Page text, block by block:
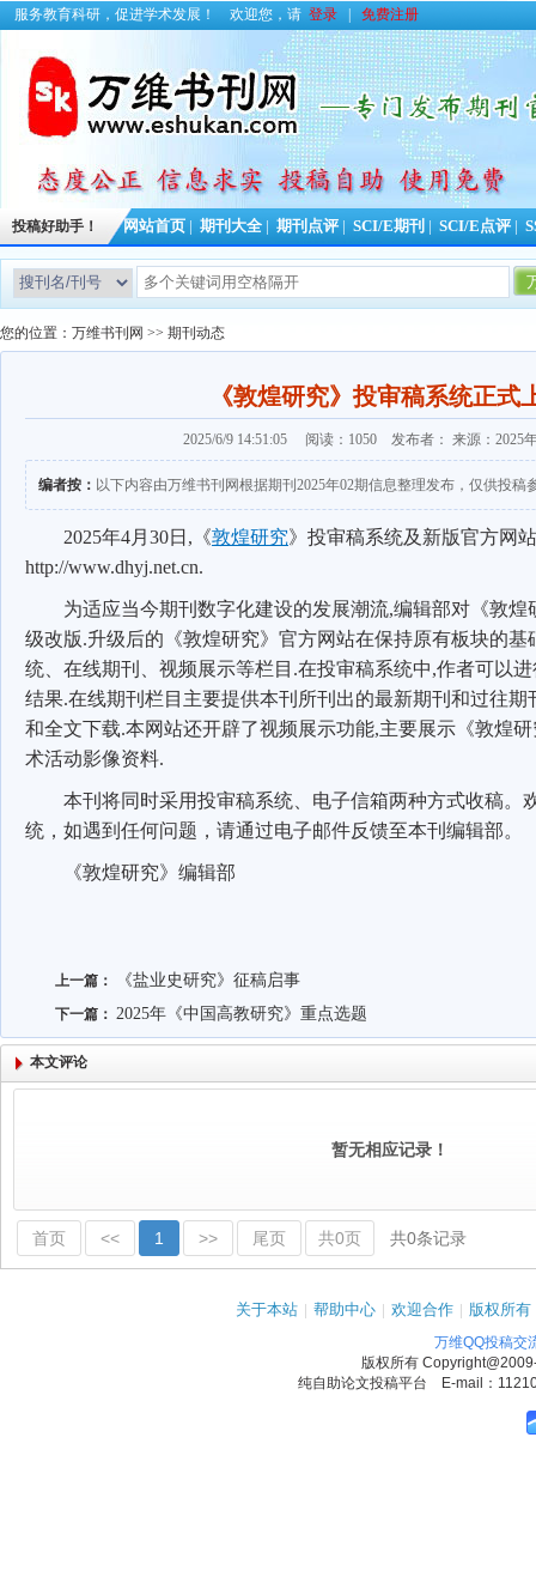
服务教育科研，促进学术发展！ 欢迎您，请 登录 免费注册
投稿好助手！ 网站首页 期刊大全 期刊点评 SCI/E期刊 SCI/E点评
您的位置： 万维书刊网 >> 期刊动态
《敦煌研究》投审稿系统正式
2025/6/9 14:51:05 阅读：1050 发布者： 来源：2025
编者按： 以下内容由万维书刊网根据期刊2025年02期信息整理发布，仅供投稿
2025年4月 30日 , 《敦煌研究》投审稿系统及新版官方网
http://www.dhyj.net.cn.
为适应当今期刊数字化建设的发展潮流,编辑部对《敦煌
级改版.升级后的《敦煌研究》官方网站在保持原有板块的基
统、在线期刊、视频展示等栏目 .在投审稿系统中,作者可以
结果.在线期刊栏目主要提供本刊所刊出的最新期刊和过往期
和全文下载.本网站还开辟了视频展示功能,主要展示《敦煌
术活动影像资料.
本刊将同时采用投审稿系统、电子信箱两种方式收稿。
统，如遇到任何问题，请通过电子邮件反馈至本刊编辑部。
《敦煌研究》编辑部
上一篇： 《盐业史研究》征稿启事
下一篇： 2025年《中国高教研究》重点选题
本文评论
暂无相应记录！
首页 << 1 >> 尾页 共0页 共0条记录
关于本站 | 帮助中心 | 欢迎合作 | 版权所有
万维QQ投稿交
版权所有
纯自助论文投稿平台 E-mail：